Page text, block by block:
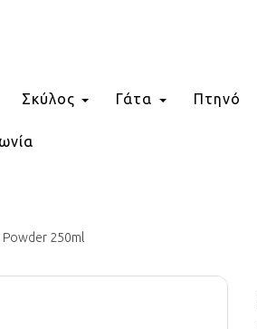
Σκύλος Γάτα Πτηνό
Powder 250ml